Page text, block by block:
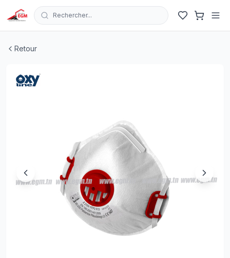
Rechercher...
Retour